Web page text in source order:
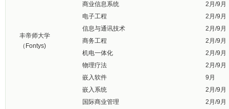
丰帝师大学
（Fontys)
商业信息系统
2月/9月
电子工程
2月/9月
信息与通讯技术
2月/9月
商务工程
2月/9月
机电一体化
2月/9月
物理疗法
2月/9月
嵌入软件
9月
嵌入系统
2月/9月
国际商业管理
2月/9月